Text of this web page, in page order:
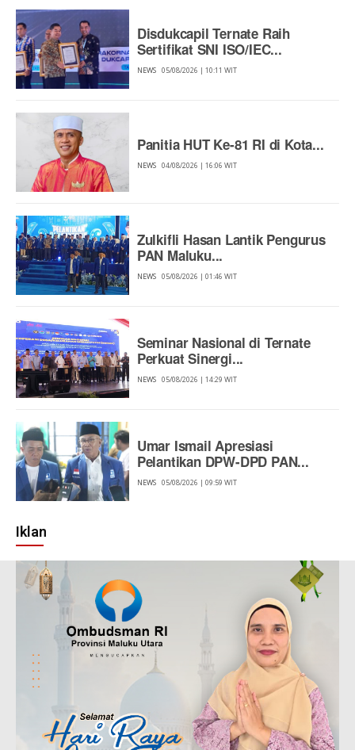
Disdukcapil Ternate Raih
Sertifikat SNI ISO/IEC...
NEWS 05/08/2026 | 10:11 WIT
Panitia HUT Ke-81 RI di Kota...
NEWS 04/08/2026 | 16:06 WIT
Zulkifli Hasan Lantik Pengurus
PAN Maluku...
NEWS 05/08/2026 | 01:46 WIT
Seminar Nasional di Ternate
Perkuat Sinergi...
NEWS 05/08/2026 | 14:29 WIT
Umar Ismail Apresiasi
Pelantikan DPW-DPD PAN...
NEWS 05/08/2026 | 09:59 WIT
Iklan